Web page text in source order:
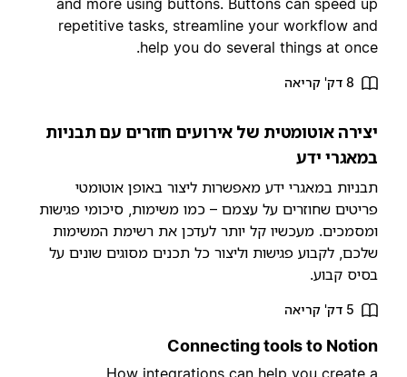
and more using buttons. Buttons can speed
repetitive tasks, streamline your workflow
help you do several things at
8 דק' קריאה
אוטומטית של אירועים חוזרים עם תבניות
ידע
במאגרי ידע מאפשרות ליצור באופן אוטומטי
שחוזרים על עצמם – כמו משימות, סיכומי פגישות
מעכשיו קל יותר לעדכן את רשימת המשימות
לקבוע פגישות וליצור כל תכנים מסוגים שונים על
קבוע.
5 דק' קריאה
Connecting tools to